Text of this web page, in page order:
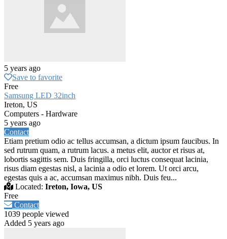
5 years ago
Save to favorite
Free
Samsung LED 32inch
Ireton, US
Computers - Hardware
5 years ago
Contact
Etiam pretium odio ac tellus accumsan, a dictum ipsum faucibus. In
sed rutrum quam, a rutrum lacus. a metus elit, auctor et risus at,
lobortis sagittis sem. Duis fringilla, orci luctus consequat lacinia,
risus diam egestas nisl, a lacinia a odio et lorem. Ut orci arcu,
egestas quis a ac, accumsan maximus nibh. Duis feu...
Located: Ireton, Iowa, US
Free
Contact
1039 people viewed
Added 5 years ago